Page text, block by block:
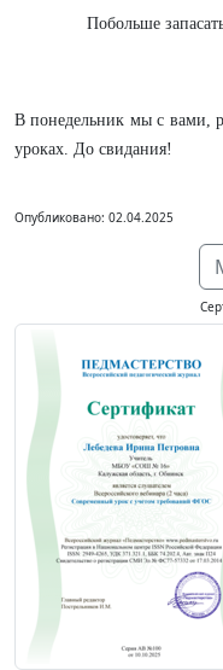
Побольше
В понедельник мы с вами,
уроках. До свидания!
Опубликовано: 02.04.2025